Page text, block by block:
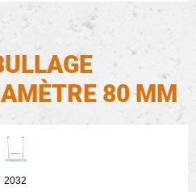
80 MM
2032